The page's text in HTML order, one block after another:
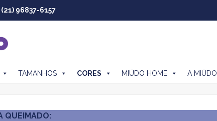
96837-6157
TAMANHOS CORES MIÜDO HOME A MIÜDO